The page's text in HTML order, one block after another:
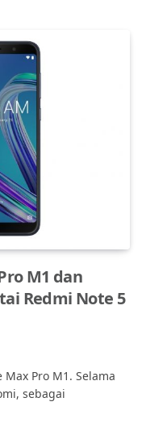
M1 dan
Redmi Note 5
Max Pro M1. Selama
sebagai